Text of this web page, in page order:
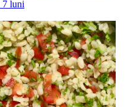
7 luni